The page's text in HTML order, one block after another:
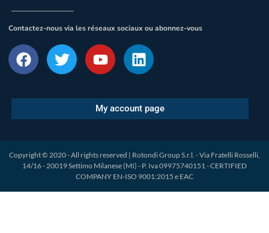
Contactez-nous via les réseaux sociaux ou abonnez-vous
My account page
Copyright © 2020 - All rights reserved | Rotondi Group S.r.l. - Via Fratelli Rosselli,
14/16 - 20019 Settimo Milanese (MI) - P. Iva 09975740151 - CERTIFIED
COMPANY EN-ISO 9001:2015 e EAC